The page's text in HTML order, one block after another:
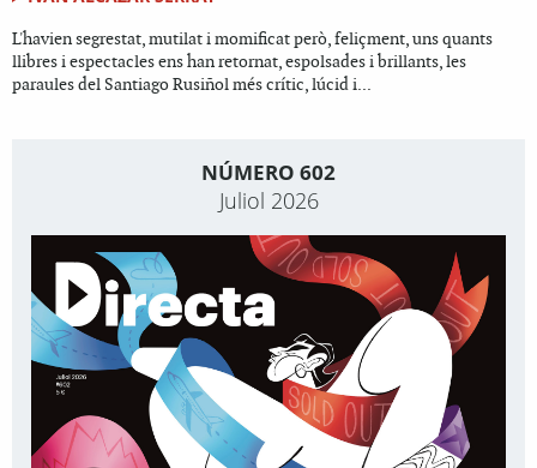
L'havien segrestat, mutilat i momificat però, feliçment, uns quants
llibres i espectacles ens han retornat, espolsades i brillants, les
paraules del Santiago Rusiñol més crític, lúcid i...
NÚMERO 602
Juliol 2026